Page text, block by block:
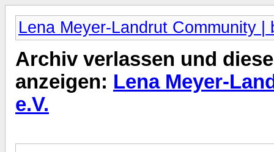
Lena Meyer-Landrut Community |
Archiv verlassen und
anzeigen: Lena Meyer-
e.V.